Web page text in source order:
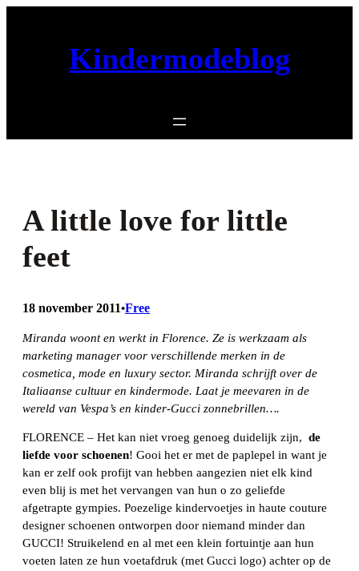
Kindermodeblog
A little love for little
feet
18 november 2011•Free
Miranda woont en werkt in Florence. Ze is werkzaam als
marketing manager voor verschillende merken in de
cosmetica, mode en luxury sector. Miranda schrijft over de
Italiaanse cultuur en kindermode. Laat je meevaren in de
wereld van Vespa’s en kinder-Gucci zonnebrillen….
FLORENCE – Het kan niet vroeg genoeg duidelijk zijn, de
liefde voor schoenen! Gooi het er met de paplepel in want je
kan er zelf ook profijt van hebben aangezien niet elk kind
even blij is met het vervangen van hun o zo geliefde
afgetrapte gympies. Poezelige kindervoetjes in haute couture
designer schoenen ontworpen door niemand minder dan
GUCCI! Struikelend en al met een klein fortuintje aan hun
voeten laten ze hun voetafdruk (met Gucci logo) achter op de